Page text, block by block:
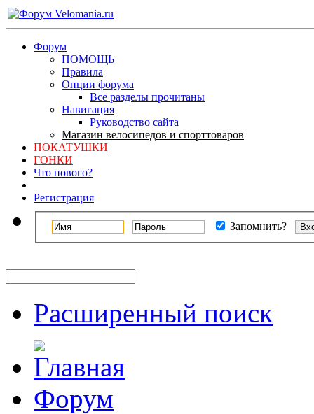
Форум
ПОМОЩЬ
Правила
Опции форума
Все разделы прочитаны
Навигация
Руководство сайта
Магазин велосипедов и спорттоваров
ПОКАТУШКИ
ГОНКИ
Что нового?
Регистрация
Запомнить?
Расширенный поиск
Форум